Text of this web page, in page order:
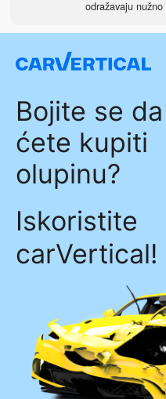
odražavaju